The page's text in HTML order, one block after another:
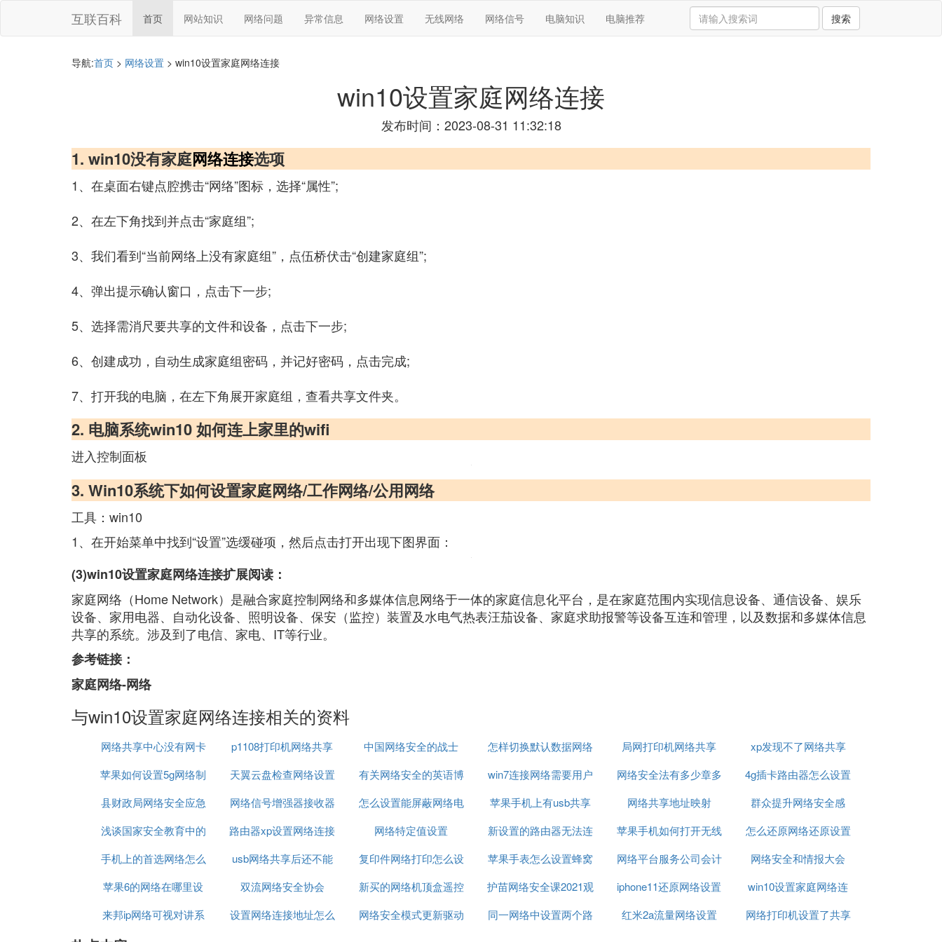
互联百科 首页 网站知识 网络问题 异常信息 网络设置 无线网络 网络信号 电脑知识 电脑推荐 搜索
导航:首页 > 网络设置 > win10设置家庭网络连接
win10设置家庭网络连接
发布时间：2023-08-31 11:32:18
1. win10没有家庭网络连接选项
1、在桌面右键点腔携击“网络”图标，选择“属性”;
2、在左下角找到并点击“家庭组”;
3、我们看到“当前网络上没有家庭组”，点伍桥伏击“创建家庭组”;
4、弹出提示确认窗口，点击下一步;
5、选择需消尺要共享的文件和设备，点击下一步;
6、创建成功，自动生成家庭组密码，并记好密码，点击完成;
7、打开我的电脑，在左下角展开家庭组，查看共享文件夹。
2. 电脑系统win10 如何连上家里的wifi
进入控制面板
3. Win10系统下如何设置家庭网络/工作网络/公用网络
工具：win10
1、在开始菜单中找到“设置”选缓碰项，然后点击打开出现下图界面：
(3)win10设置家庭网络连接扩展阅读：
家庭网络（Home Network）是融合家庭控制网络和多媒体信息网络于一体的家庭信息化平台，是在家庭范围内实现信息设备、通信设备、娱乐
设备、家用电器、自动化设备、照明设备、保安（监控）装置及水电气热表汪茄设备、家庭求助报警等设备互连和管理，以及数据和多媒体信息
共享的系统。涉及到了电信、家电、IT等行业。
参考链接：
家庭网络-网络
与win10设置家庭网络连接相关的资料
网络共享中心没有网卡 p1108打印机网络共享 中国网络安全的战士
怎样切换默认数据网络
设置
局网打印机网络共享
xp发现不了网络共享
苹果如何设置5g网络制
式
天翼云盘检查网络设置
有关网络安全的英语博
客作文
win7连接网络需要用户
名密码怎么设置
网络安全法有多少章多
少条单选题
4g插卡路由器怎么设置
网络
县财政局网络安全应急
演练报价
网络信号增强器接收器
设置
怎么设置能屏蔽网络电
话
苹果手机上有usb共享
网络吗
网络共享地址映射
群众提升网络安全感
浅谈国家安全教育中的
网络安全
路由器xp设置网络连接
无线路由器设置
网络特定值设置
新设置的路由器无法连
接网络连接
苹果手机如何打开无线
网络设置方法
怎么还原网络还原设置
手机上的首选网络怎么
设置
usb网络共享后还不能
上网
复印件网络打印怎么设
置
苹果手表怎么设置蜂窝
网络电信网络
网络平台服务公司会计
科目设置
网络安全和情报大会
苹果6的网络在哪里设
置密码
双流网络安全协会
新买的网络机顶盒遥控
器怎么设置
护苗网络安全课2021观
后感
iphone11还原网络设置
有没有影响
win10设置家庭网络连
接
来邦ip网络可视对讲系
设置网络连接地址怎么
网络安全模式更新驱动
同一网络中设置两个路
红米2a流量网络设置
网络打印机设置了共享